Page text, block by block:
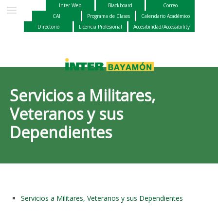
Inter Web Blackboard
Correo
CAI
Programa de Clases
Calendario Académico
Directorio
Licencia Profesional Accesibilidad/Accessibility
Servicios a Militares,
Veteranos y sus
Dependientes
Servicios a Militares, Veteranos y sus Dependientes